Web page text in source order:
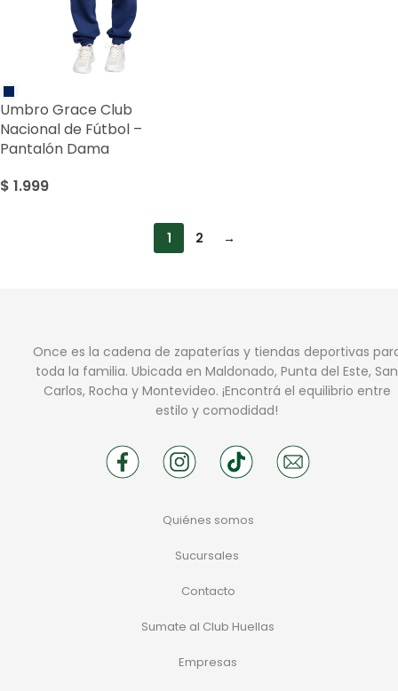
Umbro Grace Club
Nacional de Fútbol –
Pantalón Dama
$ 1.999
1 2 →
Once es la cadena de zapaterías y tiendas deportivas
toda la familia. Ubicada en Maldonado, Punta del Este, San
Carlos, Rocha y Montevideo. ¡Encontrá el equilibrio entre
estilo y comodidad!
Quiénes somos
Sucursales
Contacto
Sumate al Club Huellas
Empresas